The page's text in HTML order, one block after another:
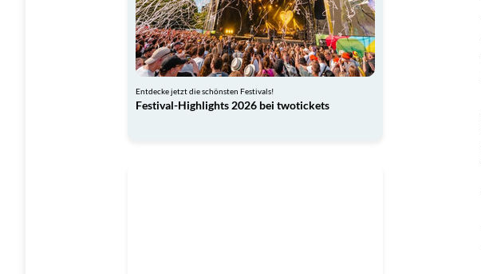
Entdecke jetzt die schönsten Festivals!
Festival-Highlights 2026 bei twotickets